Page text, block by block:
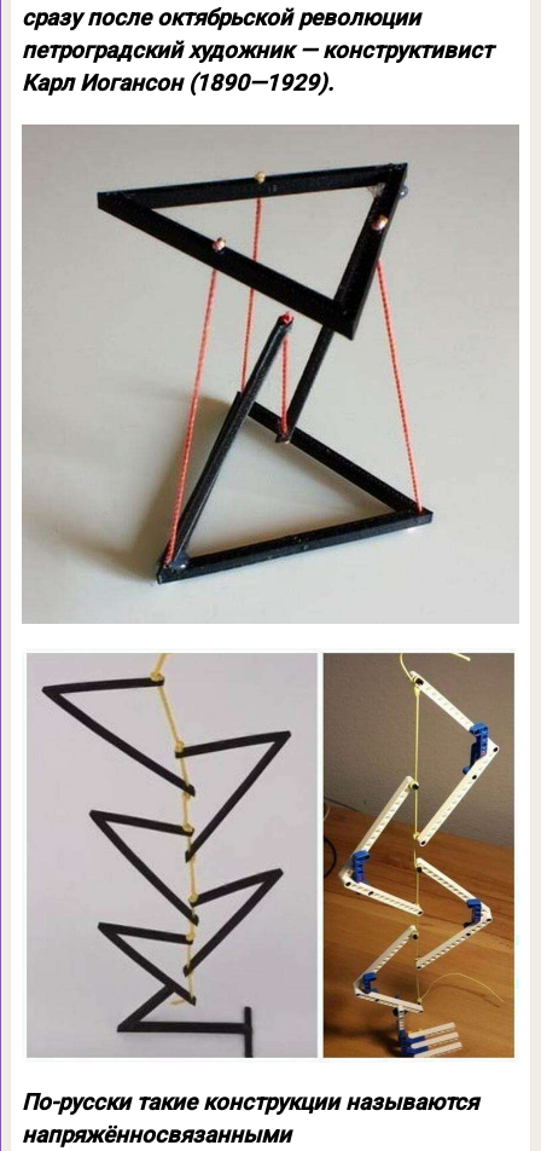
сразу после октябрьской революции
петроградский художник — конструктивист
Карл Иогансон (1890—1929).
По-русски такие конструкции называются
напряжённосвязанными